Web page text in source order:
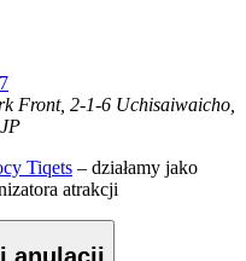
Front, 2-1-6 Uchisaiwaicho,
Tiqets – działamy jako
atrakcji